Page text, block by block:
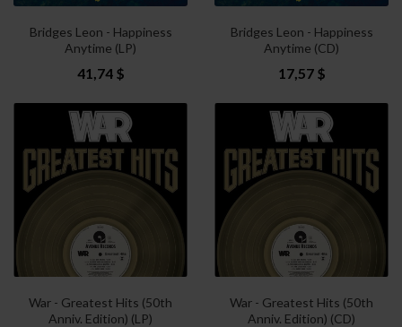
Bridges Leon - Happiness
Anytime (LP)
41,74 $
Bridges Leon - Happiness
Anytime (CD)
17,57 $
War - Greatest Hits (50th
Anniv. Edition) (LP)
War - Greatest Hits (50th
Anniv. Edition) (CD)